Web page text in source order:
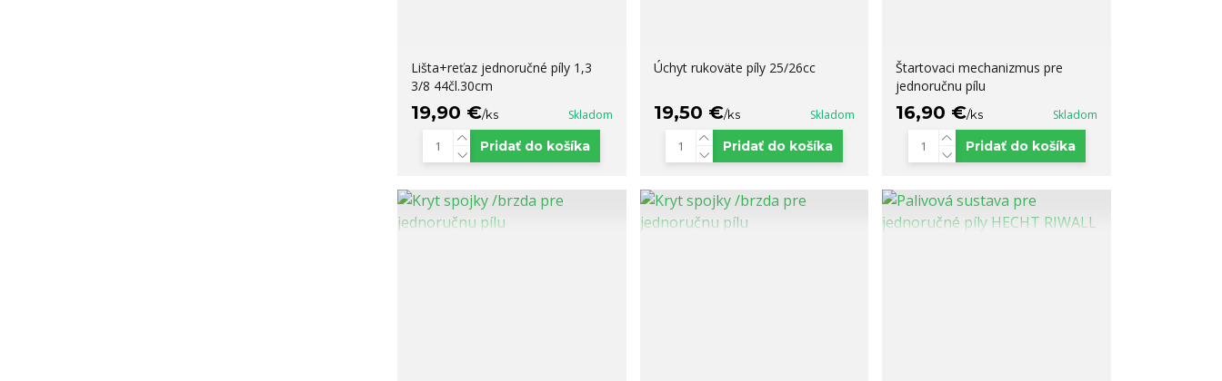
Lišta+reťaz jednoručné píly 1,3
3/8 44čl.30cm
19,90 €/ks Skladom
Pridať do košíka
Úchyt rukoväte píly 25/26cc
19,50 €/ks Skladom
Pridať do košíka
Štartovaci mechanizmus pre
jednoručnu pílu
16,90 €/ks Skladom
Pridať do košíka